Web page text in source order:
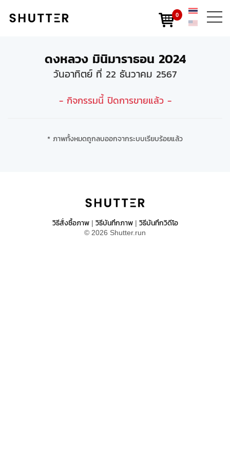
0
ดงหลวง มินิมาราธอน 2024
วันอาทิตย์ ที่ 22 ธันวาคม 2567
- กิจกรรมนี้ ปิดการขายแล้ว -
* ภาพทั้งหมดถูกลบออกจากระบบเรียบร้อยแล้ว
วิธีสั่งซื้อภาพ| วิธีบันทึกภาพ| วิธีบันทึกวิดีโอ
© 2026 Shutter.run